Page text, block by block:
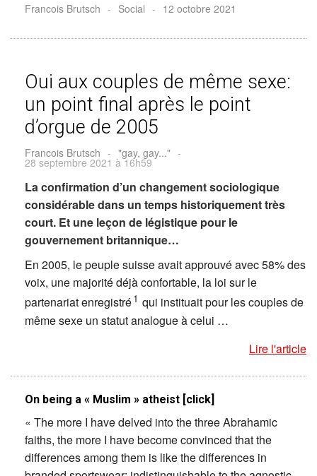
Francois Brutsch - Social - 12 octobre 2021
Oui aux couples de même sexe:
un point final après le point
d’orgue de 2005
Francois Brutsch - "gay, gay..." -
28 septembre 2021 à 16h59
La confirmation d’un changement sociologique
considérable dans un temps historiquement très
court. Et une leçon de légistique pour le
gouvernement britannique…
En 2005, le peuple suisse avait approuvé avec 58% des
voix, une majorité déjà confortable, la loi sur le
partenariat enregistré1 qui instituait pour les couples de
même sexe un statut analogue à celui …
Lire l'article
On being a « Muslim » atheist [click]
« The more I have delved into the three Abrahamic
faiths, the more I have become convinced that the
differences among them is like the differences in